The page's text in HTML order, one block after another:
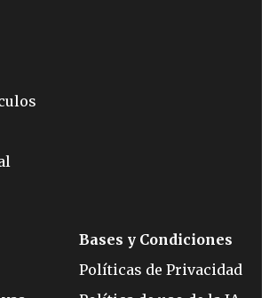
Bases y Condiciones
Políticas de Privacidad